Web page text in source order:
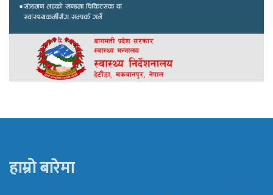
हाम्रो बारेमा